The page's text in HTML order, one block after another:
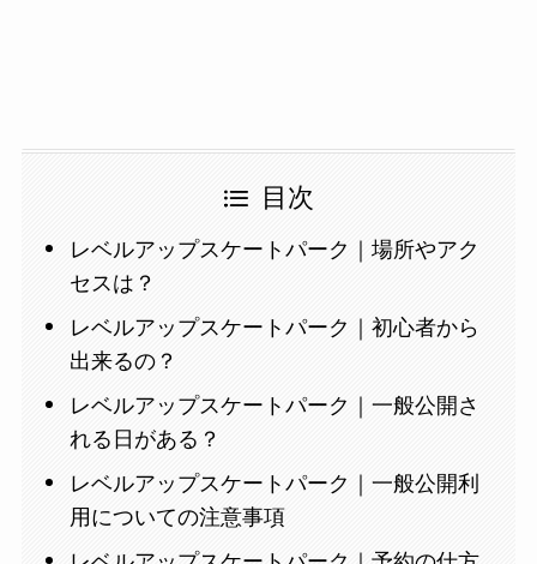
目次
レベルアップスケートパーク｜場所やアク
セスは？
レベルアップスケートパーク｜初心者から
出来るの？
レベルアップスケートパーク｜一般公開さ
れる日がある？
レベルアップスケートパーク｜一般公開利
用についての注意事項